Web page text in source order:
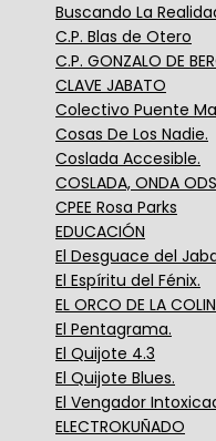
Buscando La
C.P. Blas de Otero
C.P. GONZALO DE
CLAVE JABATO
Colectivo Puente
Cosas De Los Nadie.
Coslada Accesible.
COSLADA, ONDA
CPEE Rosa Parks
EDUCACIÓN
El Desguace del
El Espíritu del Fénix.
EL ORCO DE LA
El Pentagrama.
El Quijote 4.3
El Quijote Blues.
El Vengador
ELECTROKUÑADO